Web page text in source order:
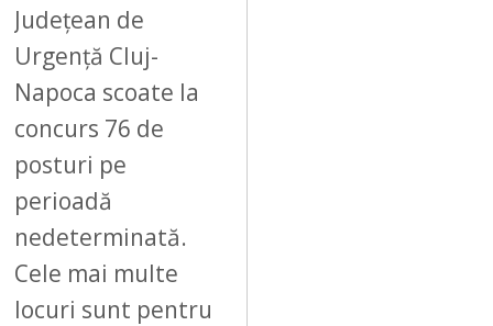
Județean de
Urgență Cluj-
Napoca scoate la
concurs 76 de
posturi pe
perioadă
nedeterminată.
Cele mai multe
locuri sunt pentru